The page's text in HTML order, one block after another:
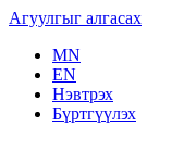
Агуулгыг алгасах
MN
EN
Нэвтрэх
Бүртгүүлэх